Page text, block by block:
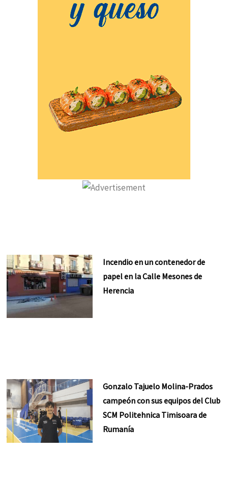
Incendio en un contenedor de
papel en la Calle Mesones de
Herencia
Gonzalo Tajuelo Molina-Prados
campeón con sus equipos del Club
SCM Politehnica Timisoara de
Rumanía